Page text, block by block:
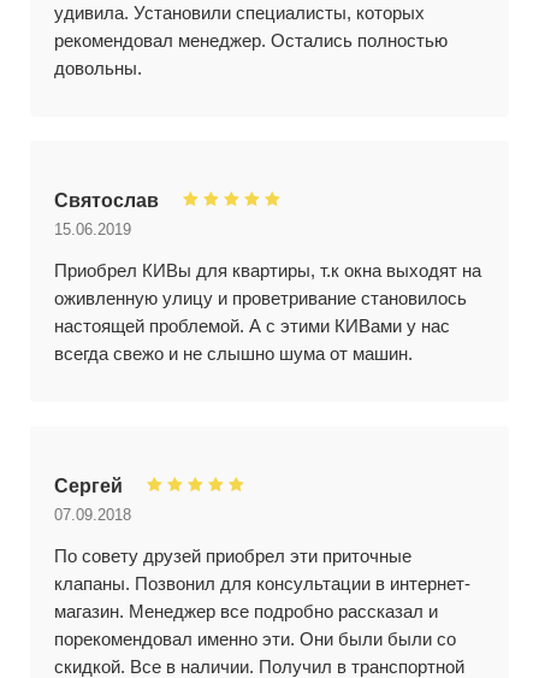
удивила. Установили специалисты, которых
рекомендовал менеджер. Остались полностью
довольны.
Святослав
15.06.2019
Приобрел КИВы для квартиры, т.к окна выходят на
оживленную улицу и проветривание становилось
настоящей проблемой. А с этими КИВами у нас
всегда свежо и не слышно шума от машин.
Сергей
07.09.2018
По совету друзей приобрел эти приточные
клапаны. Позвонил для консультации в интернет-
магазин. Менеджер все подробно рассказал и
порекомендовал именно эти. Они были были со
скидкой. Все в наличии. Получил в транспортной